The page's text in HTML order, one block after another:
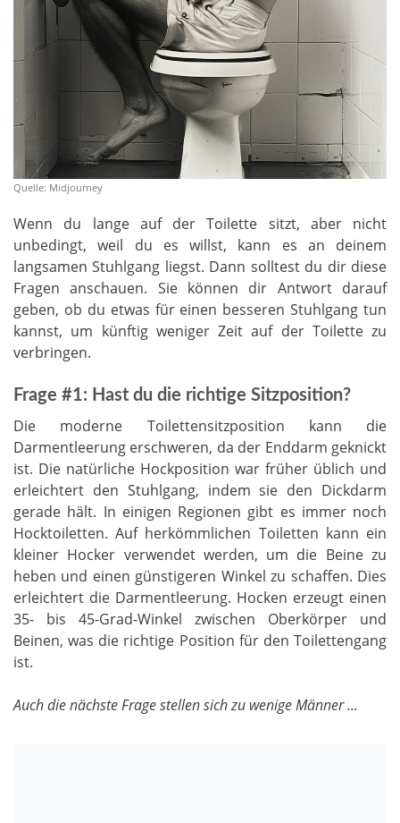
Quelle: Midjourney
Wenn du lange auf der Toilette sitzt, aber nicht
unbedingt, weil du es willst, kann es an deinem
langsamen Stuhlgang liegst. Dann solltest du dir diese
Fragen anschauen. Sie können dir Antwort darauf
geben, ob du etwas für einen besseren Stuhlgang tun
kannst, um künftig weniger Zeit auf der Toilette zu
verbringen.
Frage #1: Hast du die richtige Sitzposition?
Die moderne Toilettensitzposition kann die
Darmentleerung erschweren, da der Enddarm geknickt
ist. Die natürliche Hockposition war früher üblich und
erleichtert den Stuhlgang, indem sie den Dickdarm
gerade hält. In einigen Regionen gibt es immer noch
Hocktoiletten. Auf herkömmlichen Toiletten kann ein
kleiner Hocker verwendet werden, um die Beine zu
heben und einen günstigeren Winkel zu schaffen. Dies
erleichtert die Darmentleerung. Hocken erzeugt einen
35- bis 45-Grad-Winkel zwischen Oberkörper und
Beinen, was die richtige Position für den Toilettengang
ist.
Auch die nächste Frage stellen sich zu wenige Männer ...